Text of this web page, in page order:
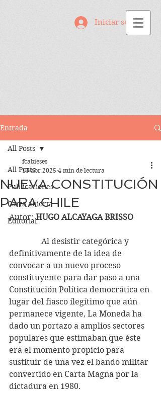
Iniciar sesión
Entrada
All Posts
Publicaciones
Carta abierta
Editorial
All Posts
NUEVA CONSTITUCIÓN
PARA CHILE
fcabieses
13 abr 2025 4 min de lectura
Autor: HUGO ALCAYAGA BRISSO
Al desistir categórica y
definitivamente de la idea de
convocar a un nuevo proceso
constituyente para dar paso a una
Constitución Política democrática en
lugar del fiasco ilegítimo que aún
permanece vigente, La Moneda ha
dado un portazo a amplios sectores
populares que estimaban que éste
era el momento propicio para
sustituir de una vez el bando militar
convertido en Carta Magna por la
dictadura en 1980.